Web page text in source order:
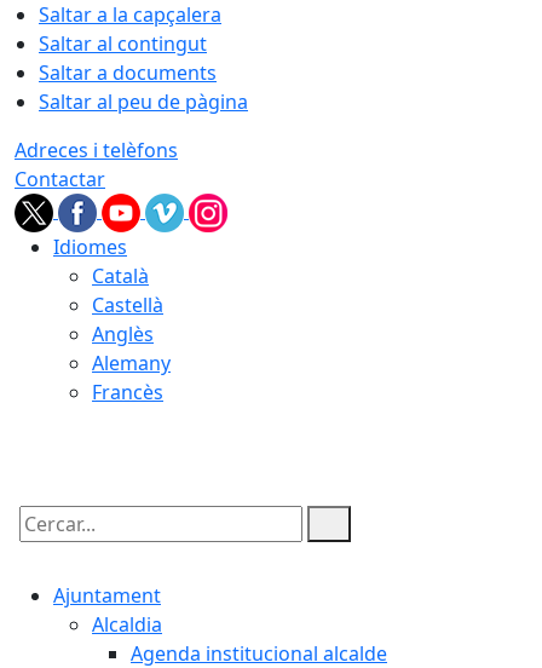
Saltar a la capçalera
Saltar al contingut
Saltar a documents
Saltar al peu de pàgina
Adreces i telèfons
Contactar
Idiomes
Català
Castellà
Anglès
Alemany
Francès
Cercar:
Ajuntament
Alcaldia
Agenda institucional alcalde